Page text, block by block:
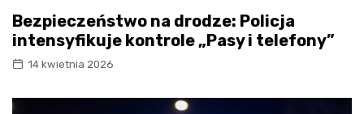
Bezpieczeństwo na drodze: Policja
intensyfikuje kontrole „Pasy i telefony”
14 kwietnia 2026